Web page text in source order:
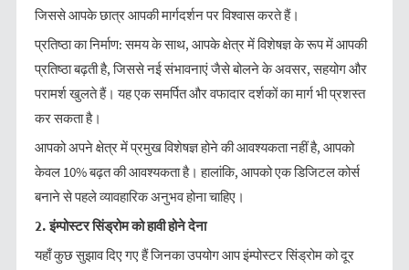
जिससे आपके छात्र आपकी मार्गदर्शन पर विश्वास करते हैं।
प्रतिष्ठा का निर्माण: समय के साथ, आपके क्षेत्र में विशेषज्ञ के रूप में आपकी
प्रतिष्ठा बढ़ती है, जिससे नई संभावनाएं जैसे बोलने के अवसर, सहयोग और
परामर्श खुलते हैं। यह एक समर्पित और वफादार दर्शकों का मार्ग भी प्रशस्त
कर सकता है।
आपको अपने क्षेत्र में प्रमुख विशेषज्ञ होने की आवश्यकता नहीं है, आपको
केवल 10% बढ़त की आवश्यकता है। हालांकि, आपको एक डिजिटल कोर्स
बनाने से पहले व्यावहारिक अनुभव होना चाहिए।
2.इंम्पोस्टरसिंड्रोमकोहावीहोनेदेना
यहाँ कुछ सुझाव दिए गए हैं जिनका उपयोग आप इंम्पोस्टर सिंड्रोम को दूर